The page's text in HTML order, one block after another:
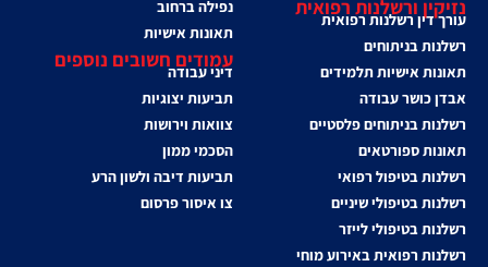
נזיקין ורשלנות רפואית
עורך דין רשלנות רפואית
רשלנות בניתוחים
תאונות אישיות תלמידים
אבדן כושר עבודה
רשלנות בניתוחים פלסטיים
תאונות ספורטאים
רשלנות בטיפול רפואי
רשלנות בטיפולי שיניים
רשלנות בטיפולי לייזר
רשלנות רפואית באירוע מוחי
נפילה ברחוב
תאונות אישיות
עמודים חשובים נוספים
דיני עבודה
תביעות יצוגיות
צוואות וירושות
הסכמי ממון
תביעות דיבה ולשון הרע
צו איסור פרסום